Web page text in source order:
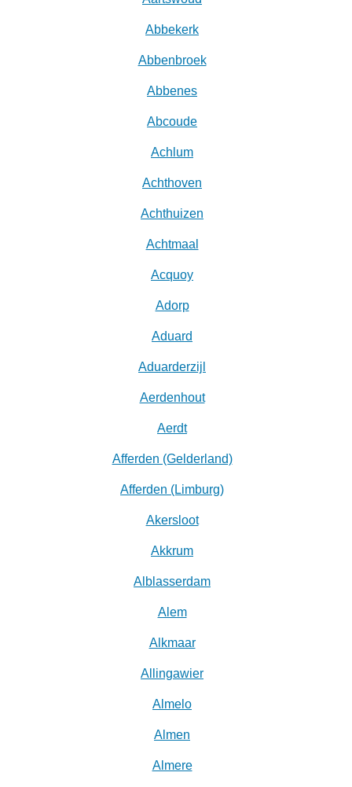
Abbekerk
Abbenbroek
Abbenes
Abcoude
Achlum
Achthoven
Achthuizen
Achtmaal
Acquoy
Adorp
Aduard
Aduarderzijl
Aerdenhout
Aerdt
Afferden (Gelderland)
Afferden (Limburg)
Akersloot
Akkrum
Alblasserdam
Alem
Alkmaar
Allingawier
Almelo
Almen
Almere